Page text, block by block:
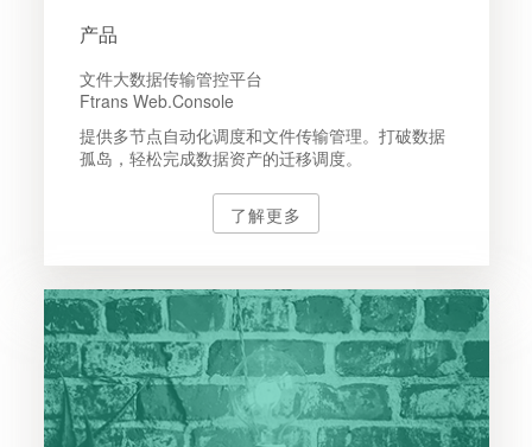
产品
文件大数据传输管控平台
Ftrans Web.Console
提供多节点自动化调度和文件传输管理。打破数据
孤岛，轻松完成数据资产的迁移调度。
了解更多